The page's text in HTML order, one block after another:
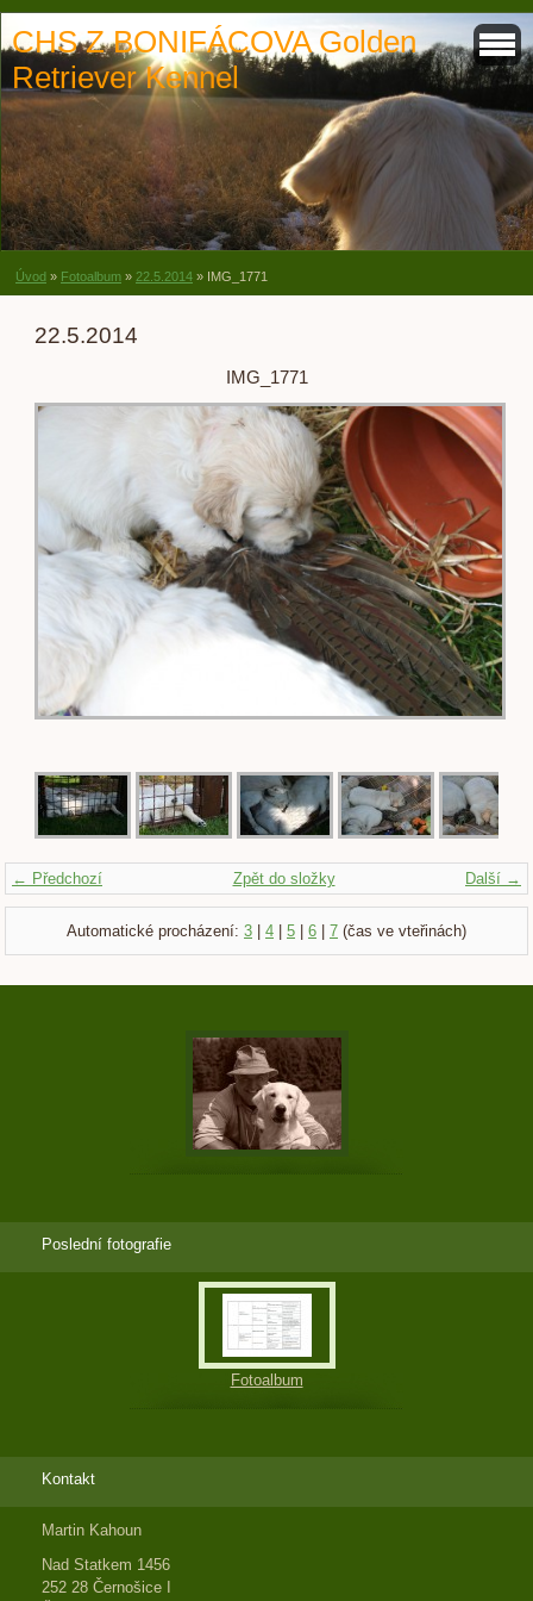
CHS Z BONIFÁCOVA Golden
Retriever Kennel
Úvod » Fotoalbum » 22.5.2014 » IMG_1771
22.5.2014
IMG_1771
← Předchozí Další →
Zpět do složky
Automatické procházení: 3 4 5 6 7 (čas ve vteřinách)
Poslední fotografie
Fotoalbum
Kontakt
Martin Kahoun
Nad Statkem 1456
252 28 Černošice I